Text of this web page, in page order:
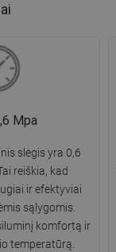
Mpa
slėgis yra 0,6
reiškia, kad
ir efektyviai
sąlygomis.
komfortą ir
temperatūrą.